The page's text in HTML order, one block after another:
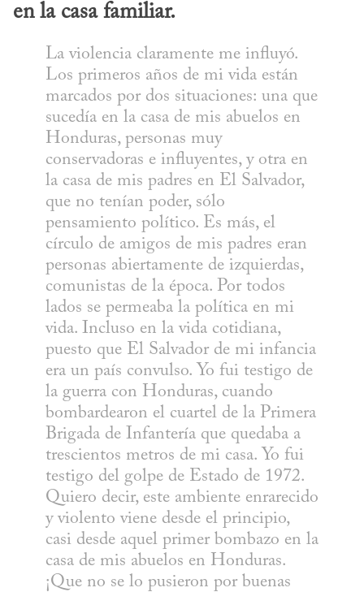
en la casa familiar.
La violencia claramente me influyó.
Los primeros años de mi vida están
marcados por dos situaciones: una que
sucedía en la casa de mis abuelos en
Honduras, personas muy
conservadoras e influyentes, y otra en
la casa de mis padres en El Salvador,
que no tenían poder, sólo
pensamiento político. Es más, el
círculo de amigos de mis padres eran
personas abiertamente de izquierdas,
comunistas de la época. Por todos
lados se permeaba la política en mi
vida. Incluso en la vida cotidiana,
puesto que El Salvador de mi infancia
era un país convulso. Yo fui testigo de
la guerra con Honduras, cuando
bombardearon el cuartel de la Primera
Brigada de Infantería que quedaba a
trescientos metros de mi casa. Yo fui
testigo del golpe de Estado de 1972.
Quiero decir, este ambiente enrarecido
y violento viene desde el principio,
casi desde aquel primer bombazo en la
casa de mis abuelos en Honduras.
¡Que no se lo pusieron por buenas